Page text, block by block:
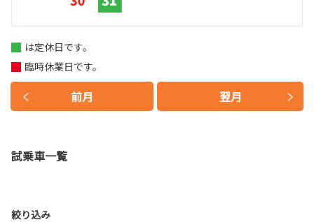
前月 翌月
は定休日です。
臨時休業日です。
試乗車一覧
絞り込み